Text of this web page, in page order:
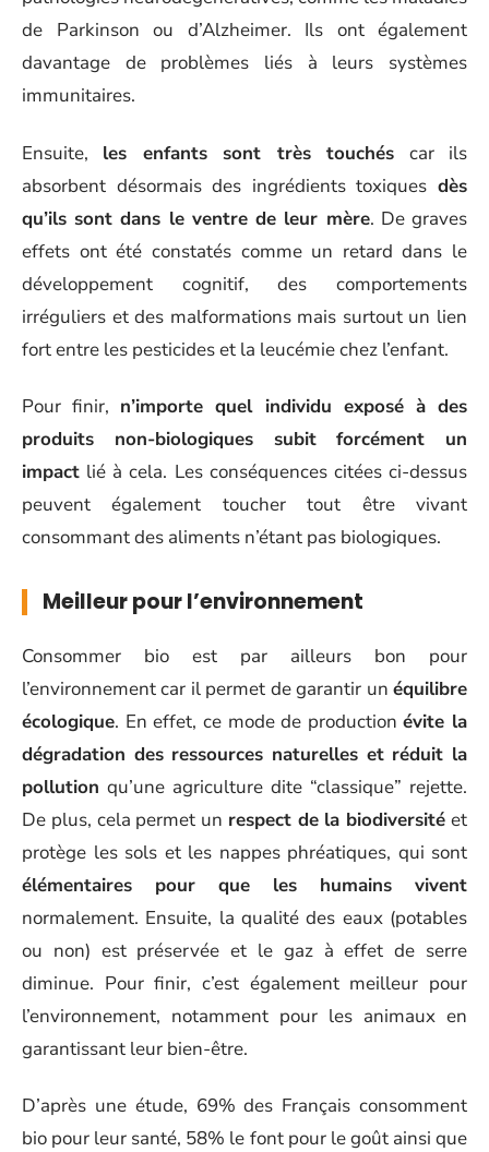
de Parkinson ou d’Alzheimer. Ils ont également
davantage de problèmes liés à leurs systèmes
immunitaires.
Ensuite, les enfants sont très touchés car ils
absorbent désormais des ingrédients toxiques dès
qu’ils sont dans le ventre de leur mère. De graves
effets ont été constatés comme un retard dans le
développement cognitif, des comportements
irréguliers et des malformations mais surtout un lien
fort entre les pesticides et la leucémie chez l’enfant.
Pour finir, n’importe quel individu exposé à des
produits non-biologiques subit forcément un
impact lié à cela. Les conséquences citées ci-dessus
peuvent également toucher tout être vivant
consommant des aliments n’étant pas biologiques.
Meilleur pour l’environnement
Consommer bio est par ailleurs bon pour
l’environnement car il permet de garantir un équilibre
écologique. En effet, ce mode de productionévite la
dégradation des ressources naturelles et réduit la
pollution qu’une agriculture dite “classique” rejette.
De plus, cela permet un respect de la biodiversité et
protège les sols et les nappes phréatiques, qui sont
élémentaires pour que les humains vivent
normalement. Ensuite, la qualité des eaux (potables
ou non) est préservée et le gaz à effet de serre
diminue. Pour finir, c’est également meilleur pour
l’environnement, notamment pour les animaux en
garantissant leur bien-être.
D’après une étude, 69% des Français consomment
bio pour leur santé, 58% le font pour le goût ainsi que